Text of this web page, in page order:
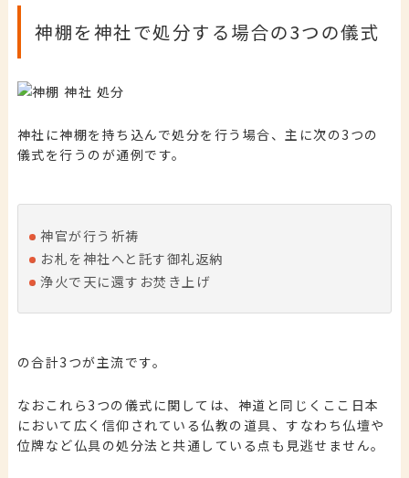
神棚を神社で処分する場合の3つの儀式
神社に神棚を持ち込んで処分を行う場合、主に次の3つの
儀式を行うのが通例です。
神官が行う祈祷
お札を神社へと託す御礼返納
浄火で天に還すお焚き上げ
の合計3つが主流です。
なおこれら3つの儀式に関しては、神道と同じくここ日本
において広く信仰されている仏教の道具、すなわち仏壇や
位牌など仏具の処分法と共通している点も見逃せません。